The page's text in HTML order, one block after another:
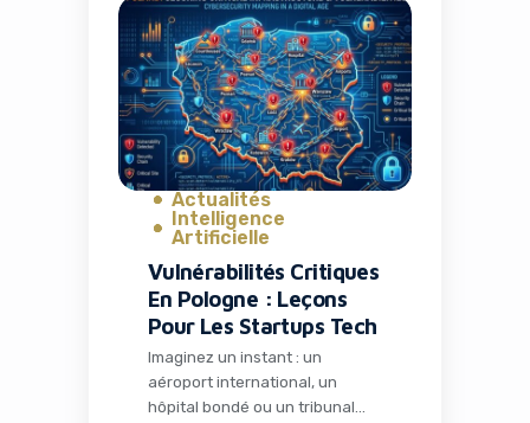
drastiquement les coûts. Ce
n’est plus de la science-fiction :
c’est la réalité que construit
Omilia, une société grecque qui
vient de […]
Actualités
Intelligence
Artificielle
Vulnérabilités Critiques
En Pologne : Leçons
Pour Les Startups Tech
Imaginez un instant : un
aéroport international, un
hôpital bondé ou un tribunal